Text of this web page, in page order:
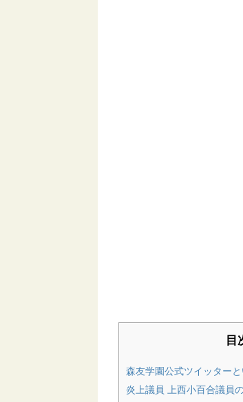
目
森友学園公式ツイッター
炎上議員 上西小百合議員